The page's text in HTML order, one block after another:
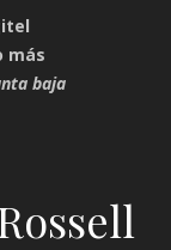
más
baja